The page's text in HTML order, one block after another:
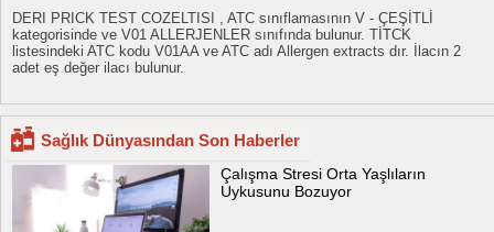
DERI PRICK TEST COZELTISI , ATC sınıflamasının V - ÇEŞİTLİ
kategorisinde ve V01 ALLERJENLER sınıfında bulunur. TİTCK
listesindeki ATC kodu V01AA ve ATC adı Allergen extracts dır. İlacın 2
adet eş değer ilacı bulunur.
Sağlık Dünyasından Son Haberler
Çalışma Stresi Orta Yaşlıların
Uykusunu Bozuyor